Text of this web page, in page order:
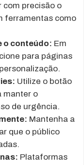
com precisão o
ferramentas como
o conteúdo: Em
para páginas
Utilize o botão
manter o
de urgência.
Mantenha a
que o público
Plataformas